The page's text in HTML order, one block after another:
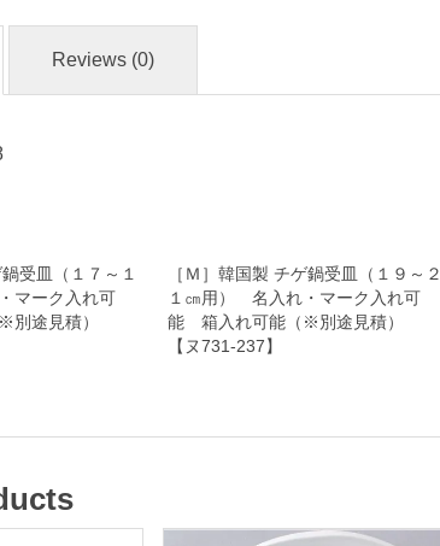
れ
入
れ
可
箱
可
Reviews (0)
受皿（１７～１
マーク入れ可
別途見積）
［Ｍ］韓国製 チゲ鍋受皿（１９～２
１㎝用） 名入れ・マーク入れ可
能 箱入れ可能（※別途見積）
【ヌ731-237】